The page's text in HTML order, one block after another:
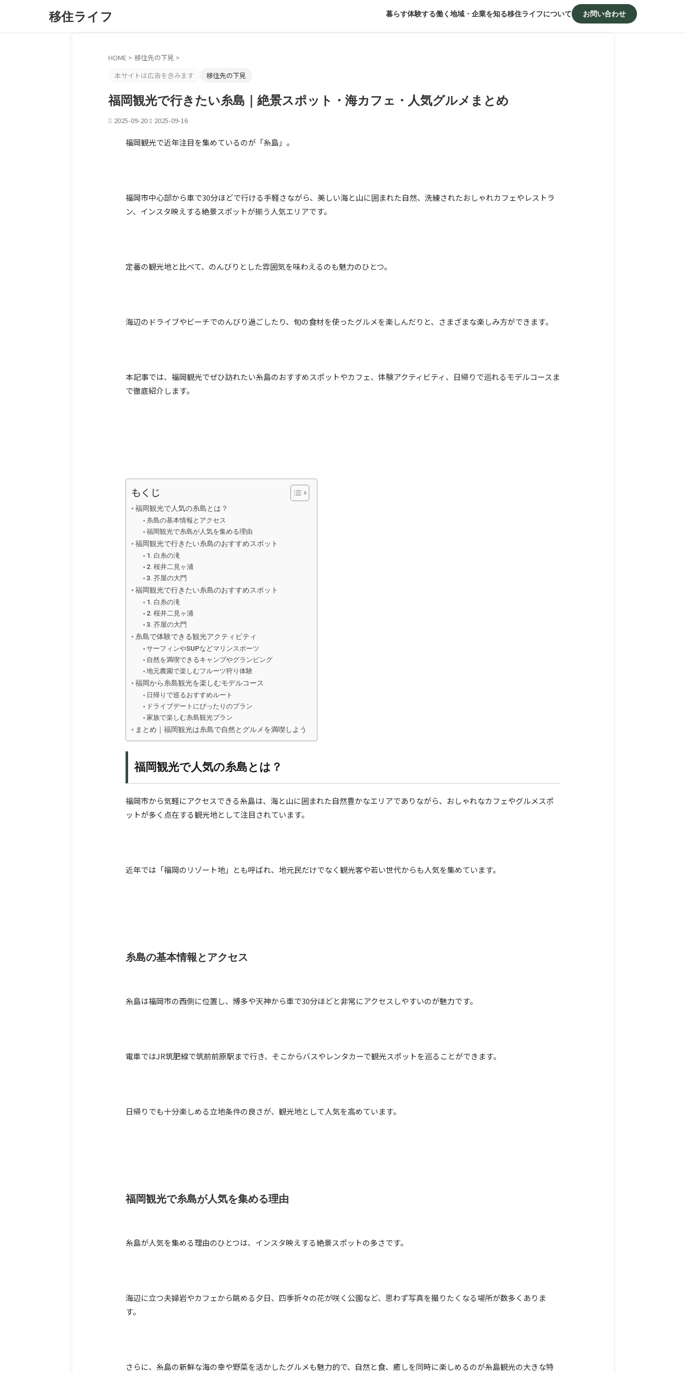
移住ライフ 暮らす体験する働く 地域・企業を知る移住ライフについて お問い合わせ
HOME > 移住先の下見 >
本サイトは広告を含みます
移住先の下見
福岡観光で行きたい糸島｜絶景スポット・海カフェ・人気グルメまとめ
2025-09-20 2025-09-16
福岡観光で近年注目を集めているのが「糸島」。
福岡市中心部から車で30分ほどで行ける手軽さながら、美しい海と山に囲まれた自然、洗練されたおしゃれカフェやレストラ
ン、インスタ映えする絶景スポットが揃う人気エリアです。
定番の観光地と比べて、のんびりとした雰囲気を味わえるのも魅力のひとつ。
海辺のドライブやビーチでのんびり過ごしたり、旬の食材を使ったグルメを楽しんだりと、さまざまな楽しみ方ができます。
本記事では、福岡観光でぜひ訪れたい糸島のおすすめスポットやカフェ、体験アクティビティ、日帰りで巡れるモデルコースま
で徹底紹介します。
もくじ
福岡観光で人気の糸島とは？
糸島の基本情報とアクセス
福岡観光で糸島が人気を集める理由
福岡観光で行きたい糸島のおすすめスポット
1. 白糸の滝
2. 桜井二見ヶ浦
3. 芥屋の大門
福岡観光で行きたい糸島のおすすめスポット
1. 白糸の滝
2. 桜井二見ヶ浦
3. 芥屋の大門
糸島で体験できる観光アクティビティ
サーフィンやSUPなどマリンスポーツ
自然を満喫できるキャンプやグランピング
地元農園で楽しむフルーツ狩り体験
福岡から糸島観光を楽しむモデルコース
日帰りで巡るおすすめルート
ドライブデートにぴったりのプラン
家族で楽しむ糸島観光プラン
まとめ｜福岡観光は糸島で自然とグルメを満喫しよう
福岡観光で人気の糸島とは？
福岡市から気軽にアクセスできる糸島は、海と山に囲まれた自然豊かなエリアでありながら、おしゃれなカフェやグルメスポ
ットが多く点在する観光地として注目されています。
近年では「福岡のリゾート地」とも呼ばれ、地元民だけでなく観光客や若い世代からも人気を集めています。
糸島の基本情報とアクセス
糸島は福岡市の西側に位置し、博多や天神から車で30分ほどと非常にアクセスしやすいのが魅力です。
電車ではJR筑肥線で筑前前原駅まで行き、そこからバスやレンタカーで観光スポットを巡ることができます。
日帰りでも十分楽しめる立地条件の良さが、観光地として人気を高めています。
福岡観光で糸島が人気を集める理由
糸島が人気を集める理由のひとつは、インスタ映えする絶景スポットの多さです。
海辺に立つ夫婦岩やカフェから眺める夕日、四季折々の花が咲く公園など、思わず写真を撮りたくなる場所が数多くありま
す。
さらに、糸島の新鮮な海の幸や野菜を活かしたグルメも魅力的で、自然と食、癒しを同時に楽しめるのが糸島観光の大きな特